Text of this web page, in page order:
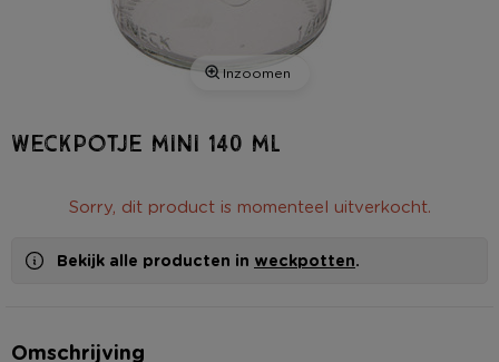
Inzoomen
Weckpotje mini 140 ml
Sorry, dit product is momenteel uitverkocht.
Bekijk alle producten in weckpotten.
Omschrijving